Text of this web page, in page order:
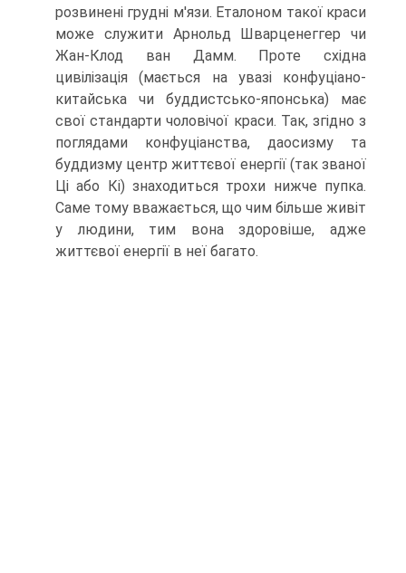
розвинені грудні м'язи. Еталоном такої краси
може служити Арнольд Шварценеггер чи
Жан-Клод ван Дамм. Проте східна
цивілізація (мається на увазі конфуціано-
китайська чи буддистсько-японська) має
свої стандарти чоловічої краси. Так, згідно з
поглядами конфуціанства, даосизму та
буддизму центр життєвої енергії (так званої
Ці або Кі) знаходиться трохи нижче пупка.
Саме тому вважається, що чим більше живіт
у людини, тим вона здоровіше, адже
життєвої енергії в неї багато.